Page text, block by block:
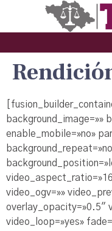
background_image=»»
enable_mobile=»no»
video_ogv=»»
overlay_opacity=»0.5″
video_loop=»yes»